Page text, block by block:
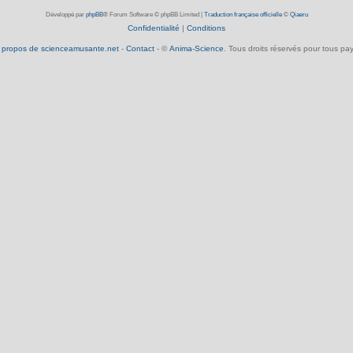
Développé par phpBB® Forum Software © phpBB Limited Traduction française officielle© Qiaeru
Confidentialité | Conditions
de scienceamusante.net- Contact- © Anima-Science . Tous droits réservés pour tous